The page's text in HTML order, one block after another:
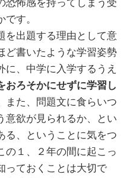
恐怖感を持ってしまう受
す。
を出題する理由として意
ど書いたような学習姿勢
、中学に入学するうえ
おろそかにせずに学習し
また、問題文に食らいつ
意欲が見られるか、とい
る、ということに気をつ
の１、２年の間に起こっ
っておくことは大切で